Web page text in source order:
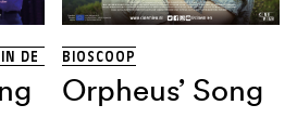
DE BIOSCOOP
BIOSCOOP
Orpheus’ Song